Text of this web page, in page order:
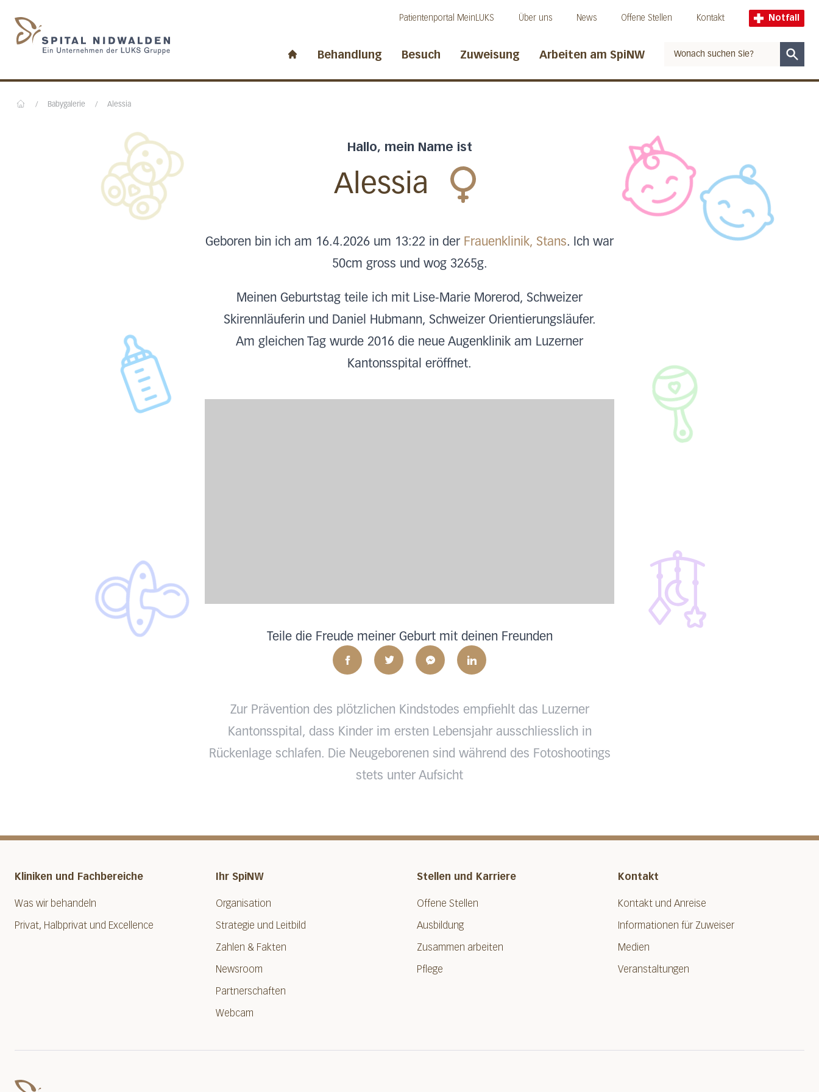
Patientenportal MeinLUKS Über uns News Offene Stellen Kontakt Notfall
Behandlung Besuch Zuweisung Arbeiten am SpiNW
/ Babygalerie / Alessia
Hallo, mein Name ist
Alessia
Geboren bin ich am 16.4.2026 um 13:22 in der Frauenklinik, Stans. Ich war
50cm gross und wog 3265g.
Meinen Geburtstag teile ich mit Lise-Marie Morerod, Schweizer
Skirennläuferin und Daniel Hubmann, Schweizer Orientierungsläufer.
Am gleichen Tag wurde 2016 die neue Augenklinik am Luzerner
Kantonsspital eröffnet.
Teile die Freude meiner Geburt mit deinen Freunden
Zur Prävention des plötzlichen Kindstodes empfiehlt das Luzerner
Kantonsspital, dass Kinder im ersten Lebensjahr ausschliesslich in
Rückenlage schlafen. Die Neugeborenen sind während des Fotoshootings
stets unter Aufsicht
Kliniken und Fachbereiche
Was wir behandeln
Privat, Halbprivat und Excellence
Ihr SpiNW
Organisation
Strategie und Leitbild
Zahlen & Fakten
Newsroom
Partnerschaften
Webcam
Stellen und Karriere
Offene Stellen
Ausbildung
Zusammen arbeiten
Pflege
Kontakt
Kontakt und Anreise
Informationen für Zuweiser
Medien
Veranstaltungen